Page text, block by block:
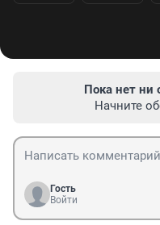
Пока нет ни
Начните
Гость
Войти